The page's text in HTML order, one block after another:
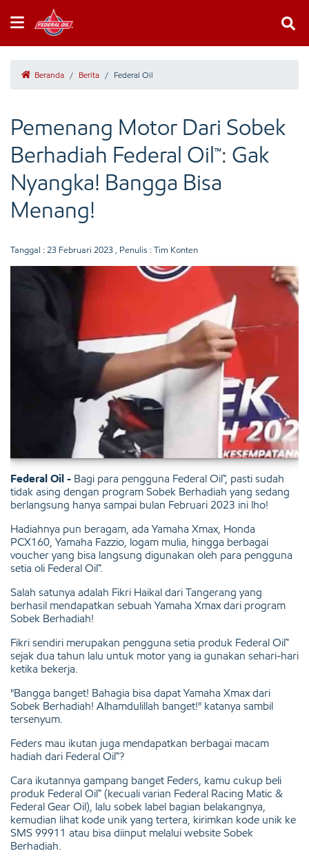
Beranda / Berita / Federal Oil
Pemenang Motor Dari Sobek
Berhadiah Federal Oil™: Gak
Nyangka! Bangga Bisa
Menang!
Tanggal : 23 Februari 2023 , Penulis : Tim Konten
Federal Oil - Bagi para pengguna Federal Oil™, pasti sudah
tidak asing dengan program Sobek Berhadiah yang sedang
berlangsung hanya sampai bulan Februari 2023 ini lho!
Hadiahnya pun beragam, ada Yamaha Xmax, Honda
PCX160, Yamaha Fazzio, logam mulia, hingga berbagai
voucher yang bisa langsung digunakan oleh para pengguna
setia oli Federal Oil™.
Salah satunya adalah Fikri Haikal dari Tangerang yang
berhasil mendapatkan sebuah Yamaha Xmax dari program
Sobek Berhadiah!
Fikri sendiri merupakan pengguna setia produk Federal Oil™
sejak dua tahun lalu untuk motor yang ia gunakan sehari-hari
ketika bekerja.
"Bangga banget! Bahagia bisa dapat Yamaha Xmax dari
Sobek Berhadiah! Alhamdulillah banget!" katanya sambil
tersenyum.
Feders mau ikutan juga mendapatkan berbagai macam
hadiah dari Federal Oil™?
Cara ikutannya gampang banget Feders, kamu cukup beli
produk Federal Oil™ (kecuali varian Federal Racing Matic &
Federal Gear Oil), lalu sobek label bagian belakangnya,
kemudian lihat kode unik yang tertera, kirimkan kode unik ke
SMS 99911 atau bisa diinput melalui website Sobek
Berhadiah.